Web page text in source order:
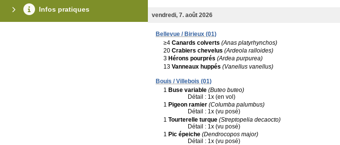
Infos pratiques
vendredi, 7. août 2026
Bellevue / Birieux (01)
≥4 Canards colverts (Anas platyrhynchos)
20 Crabiers chevelus (Ardeola ralloides)
3 Hérons pourprés (Ardea purpurea)
13 Vanneaux huppés (Vanellus vanellus)
Bouis / Villebois (01)
1 Buse variable (Buteo buteo)
Détail : 1x (en vol)
1 Pigeon ramier (Columba palumbus)
Détail : 1x (vu posé)
1 Tourterelle turque (Streptopelia decaocto)
Détail : 1x (vu posé)
1 Pic épeiche (Dendrocopos major)
Détail : 1x (vu posé)